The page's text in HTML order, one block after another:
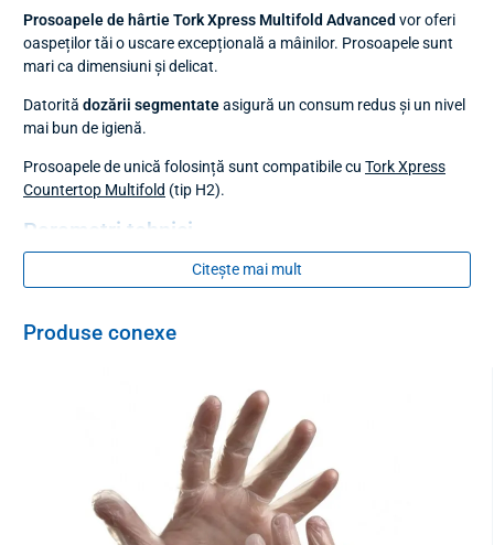
Prosoapele de hârtie Tork Xpress Multifold Advanced vor oferi
oaspeților tăi o uscare excepțională a mâinilor. Prosoapele sunt
mari ca dimensiuni și delicat.
Datorită dozării segmentateasigură un consum redus și un nivel
mai bun de igienă.
Prosoapele de unică folosință sunt compatibile cu Tork Xpress
Countertop Multifold (tip H2).
Parametri tehnici
Dimensiunea prosoapelor desfăcute (L
Citește mai mult
Produse conexe